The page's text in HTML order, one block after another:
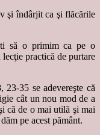
şi îndârjit ca şi flăcările
să o primim ca pe o
practică de purtare
35 se adevereşte că
cât un nou mod de a
că de o mai utilă şi mai
pe acest pământ.